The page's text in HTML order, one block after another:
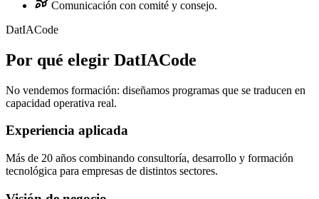
Comunicación con comité y consejo.
DatIACode
Por qué elegir DatIACode
No vendemos formación: diseñamos programas que se traducen en
capacidad operativa real.
Experiencia aplicada
Más de 20 años combinando consultoría, desarrollo y formación
tecnológica para empresas de distintos sectores.